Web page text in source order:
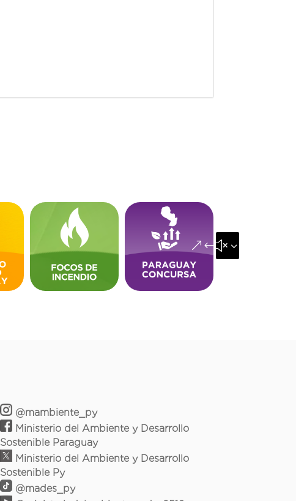
&#x35;
@mambiente_py
Ministerio del Ambiente y Desarrollo
Sostenible Paraguay
Ministerio del Ambiente y Desarrollo
Sostenible Py
@mades_py